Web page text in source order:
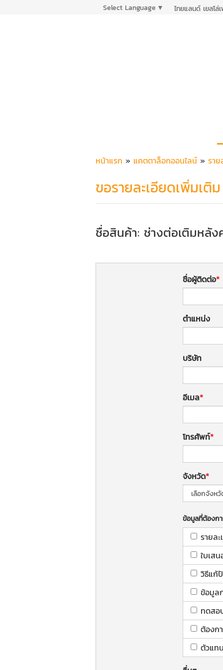
Select Language ▼ ไทยแลนด์ เยลโล่
หน้าแรก » แคตตาล็อกออนไลน์ » ราย
ขอรายละเอียดเพิ่มเติม
ชื่อสินค้า: ช่างต่อเติมหลัง
ชื่อผู้ติดต่อ
ตำแหน่ง
บริษัท
อีเมล
โทรศัพท์
จังหวัด
ข้อมูลที่ต้องก
รายล
ใบเสน
วิธีแก้
ข้อมูล
ทดสอ
ต้องก
ตัวแท